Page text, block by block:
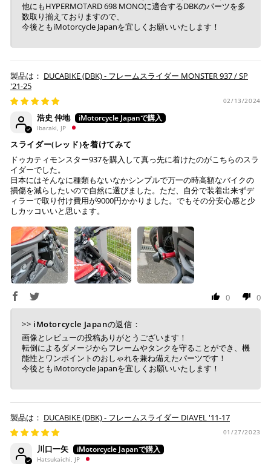
上記キャッシュレス決済アカウントからご希望のお支払
い方法をご選択頂き、クリックするだけで簡単に支払い
必要です。
コンビニ決済(事前決済)
入金確認が取れ次第、商品を手配させて頂きます。
店内端末にて操作後、レジにてお支払いください。
※ 支払期限はご注文日より7日以内とさせて頂いてお
り、万が一過ぎてしまった場合は自動でご注文はキャン
※ 税込300,000円以上のお買い物の際にはご利用頂けま
せん。
※ お支払いは現金のみとなります。
銀行振込(事前決済)
ご注文時に情報をお知らせ致しますので、指定の口座に
お振り込みください。
入金確認が取れ次第、商品を手配させて頂きます。
他にもHYPERMOTARD 698 MONOに適合するDBKのパーツを多
数取り揃えておりますので、
今後ともiMotorcycle Japanを宜しくお願いいたします！
DUCABIKE (DBK) - フレームスライダー MONSTER 937 / SP
'21-25
02/13/2024
浩史 仲地
Ibaraki, JP
スライダー(レッド)を着けてみて
ドゥカティモンスター937を購入して真っ先に着けたのがこちらのスラ
イダーでした。
日本にはそんなに種類もないなかシンプルで万一の時高額なバイクの
損傷を減らしたいので自然に選びました。ただ、自分で装着出来ずデ
ィラーで取り付け費用が9000円かかりました。でもその分安心感と少
しカッコいいと思います。
0 0
>> iMotorcycle Japanの返信：
画像とレビューの投稿ありがとうございます！
転倒によるダメージからフレームやタンクを守ることができ、機
能性とワンポイントのおしゃれを兼ね備えたパーツです！
今後ともiMotorcycle Japanを宜しくお願いいたします！
DUCABIKE (DBK) - フレームスライダー DIAVEL '11-17
01/27/2023
川口一矢
Hatsukaichi, JP